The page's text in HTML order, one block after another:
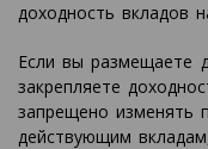
доходность вкладов
Если вы размещаете
закрепляете
запрещено изменять
действующим